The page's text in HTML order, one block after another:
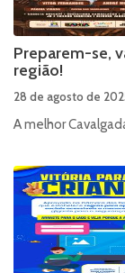
Preparem-se,
região!
28 de agosto de
A melhor